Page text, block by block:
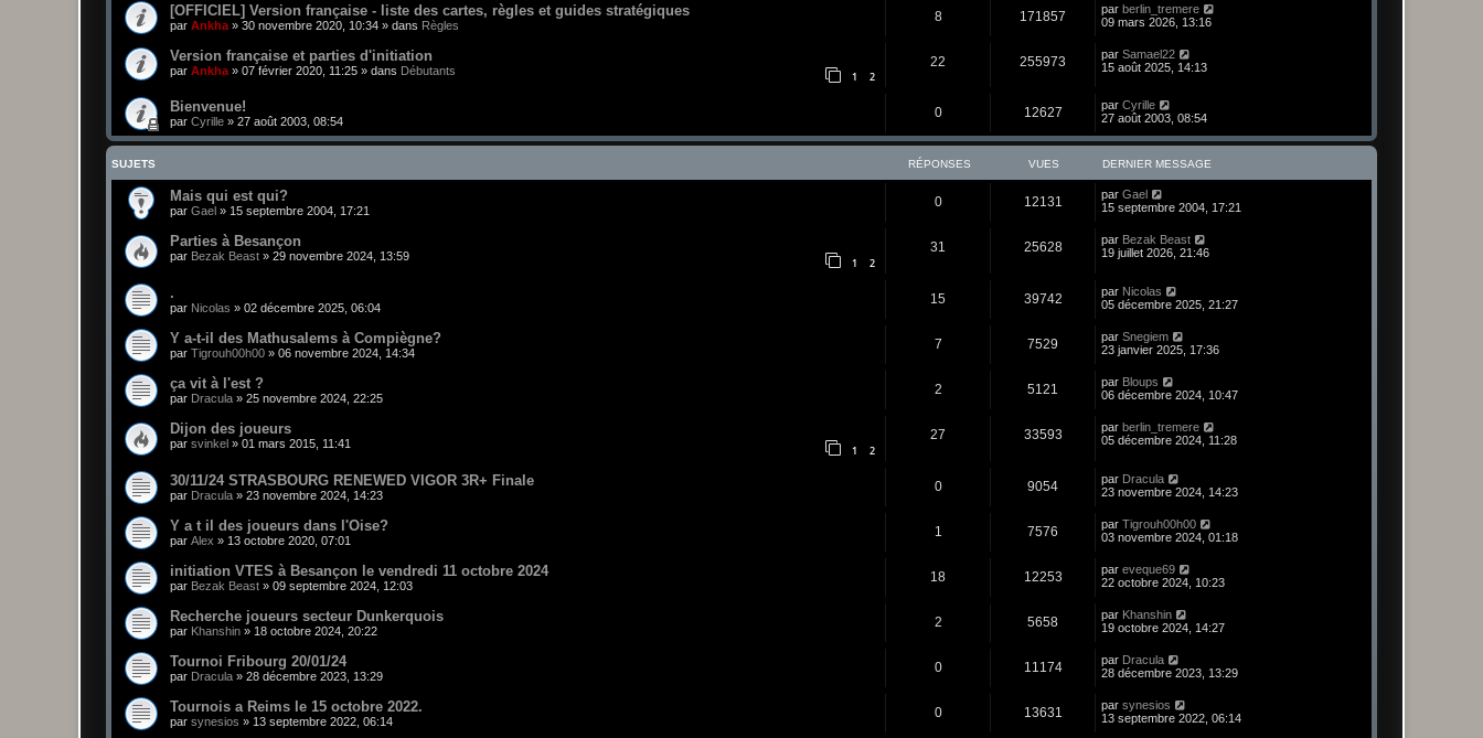
[OFFICIEL] Version française - liste des cartes, règles et guides stratégiques
par Ankha » 30 novembre 2020, 10:34 » dans Règles
8 171857 par berlin_tremere
09 mars 2026, 13:16
Version française et parties d'initiation
par Ankha » 07 février 2020, 11:25 » dans Débutants 1 2
22 255973 par Samael22
15 août 2025, 14:13
Bienvenue!
par Cyrille » 27 août 2003, 08:54
0 12627 par Cyrille
27 août 2003, 08:54
SUJETS RÉPONSES VUES DERNIER MESSAGE
Mais qui est qui?
par Gael » 15 septembre 2004, 17:21
0 12131 par Gael
15 septembre 2004, 17:21
Parties à Besançon
par Bezak Beast » 29 novembre 2024, 13:59 1 2
31 25628 par Bezak Beast
19 juillet 2026, 21:46
.
par Nicolas » 02 décembre 2025, 06:04
15 39742 par Nicolas
05 décembre 2025, 21:27
Y a-t-il des Mathusalems à Compiègne?
par Tigrouh00h00 » 06 novembre 2024, 14:34
7 7529 par Snegiem
23 janvier 2025, 17:36
ça vit à l'est ?
par Dracula » 25 novembre 2024, 22:25
2 5121 par Bloups
06 décembre 2024, 10:47
Dijon des joueurs
par svinkel » 01 mars 2015, 11:41 1 2
27 33593 par berlin_tremere
05 décembre 2024, 11:28
30/11/24 STRASBOURG RENEWED VIGOR 3R+ Finale
par Dracula » 23 novembre 2024, 14:23
0 9054 par Dracula
23 novembre 2024, 14:23
Y a t il des joueurs dans l'Oise?
par Alex » 13 octobre 2020, 07:01
1 7576 par Tigrouh00h00
03 novembre 2024, 01:18
initiation VTES à Besançon le vendredi 11 octobre 2024
par Bezak Beast » 09 septembre 2024, 12:03
18 12253 par eveque69
22 octobre 2024, 10:23
Recherche joueurs secteur Dunkerquois
par Khanshin » 18 octobre 2024, 20:22
2 5658 par Khanshin
19 octobre 2024, 14:27
Tournoi Fribourg 20/01/24
par Dracula » 28 décembre 2023, 13:29
0 11174 par Dracula
28 décembre 2023, 13:29
Tournois a Reims le 15 octobre 2022.
par synesios » 13 septembre 2022, 06:14
0 13631 par synesios
13 septembre 2022, 06:14